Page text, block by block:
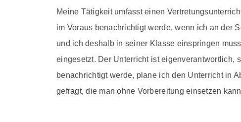
Meine Tätigkeit umfasst einen
im Voraus benachrichtigt werde, wenn ich an der
und ich deshalb in seiner Klasse einspringen
eingesetzt. Der Unterricht ist eigenverantwortlich,
benachrichtigt werde, plane ich den Unterricht in
gefragt, die man ohne Vorbereitung einsetzen